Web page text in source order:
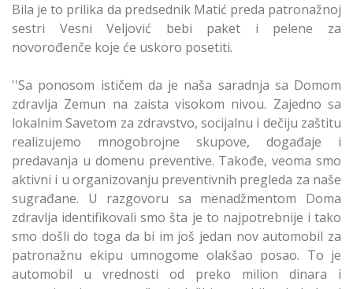
Bila je to prilika da predsednik Matić preda patronažnoj
sestri Vesni Veljović bebi paket i pelene za
novorođenče koje će uskoro posetiti.
''Sa ponosom ističem da je naša saradnja sa Domom
zdravlja Zemun na zaista visokom nivou. Zajedno sa
lokalnim Savetom za zdravstvo, socijalnu i dečiju zaštitu
realizujemo mnogobrojne skupove, događaje i
predavanja u domenu preventive. Takođe, veoma smo
aktivni i u organizovanju preventivnih pregleda za naše
sugrađane. U razgovoru sa menadžmentom Doma
zdravlja identifikovali smo šta je to najpotrebnije i tako
smo došli do toga da bi im još jedan nov automobil za
patronažnu ekipu umnogome olakšao posao. To je
automobil u vrednosti od preko milion dinara i